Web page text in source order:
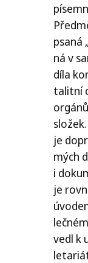
psa­ná
ná v
díla
ta­lit­ní
je
mých
i
je
vedl k